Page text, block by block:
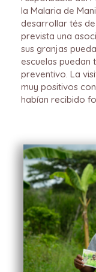
la Malaria de
desarrollar tés
prevista una
sus granjas
escuelas
preventivo. La
muy positivos
habían recibido